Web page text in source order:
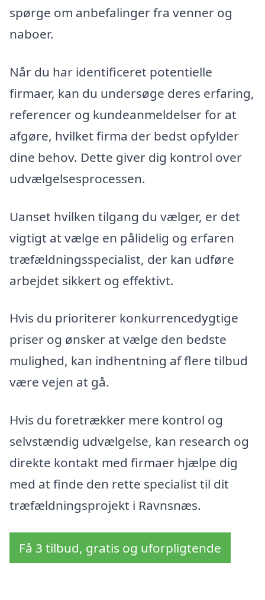
spørge om anbefalinger fra venner og
naboer.
Når du har identificeret potentielle
firmaer, kan du undersøge deres erfaring,
referencer og kundeanmeldelser for at
afgøre, hvilket firma der bedst opfylder
dine behov. Dette giver dig kontrol over
udvælgelsesprocessen.
Uanset hvilken tilgang du vælger, er det
vigtigt at vælge en pålidelig og erfaren
træfældningsspecialist, der kan udføre
arbejdet sikkert og effektivt.
Hvis du prioriterer konkurrencedygtige
priser og ønsker at vælge den bedste
mulighed, kan indhentning af flere tilbud
være vejen at gå.
Hvis du foretrækker mere kontrol og
selvstændig udvælgelse, kan research og
direkte kontakt med firmaer hjælpe dig
med at finde den rette specialist til dit
træfældningsprojekt i Ravnsnæs.
Få 3 tilbud, gratis og uforpligtende